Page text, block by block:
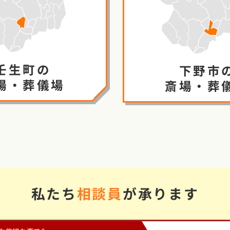
生町の
・葬儀場
下野市
斎場・葬
私たち相談員が承ります